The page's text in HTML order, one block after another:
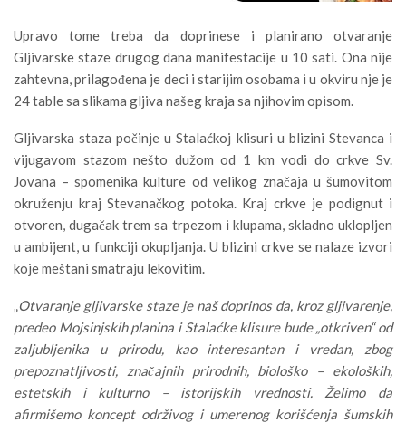
Upravo tome treba da doprinese i planirano otvaranje
Gljivarske staze drugog dana manifestacije u 10 sati. Ona nije
zahtevna, prilagođena je deci i starijim osobama i u okviru nje je
24 table sa slikama gljiva našeg kraja sa njihovim opisom.
Gljivarska staza počinje u Stalaćkoj klisuri u blizini Stevanca i
vijugavom stazom nešto dužom od 1 km vodi do crkve Sv.
Jovana – spomenika kulture od velikog značaja u šumovitom
okruženju kraj Stevanačkog potoka. Kraj crkve je podignut i
otvoren, dugačak trem sa trpezom i klupama, skladno uklopljen
u ambijent, u funkciji okupljanja. U blizini crkve se nalaze izvori
koje meštani smatraju lekovitim.
„Otvaranje gljivarske staze je naš doprinos da, kroz gljivarenje,
predeo Mojsinjskih planina i Stalaćke klisure bude „otkriven“ od
zaljubljenika u prirodu, kao interesantan i vredan, zbog
prepoznatljivosti, značajnih prirodnih, biološko – ekoloških,
estetskih i kulturno – istorijskih vrednosti. Želimo da
afirmišemo koncept održivog i umerenog korišćenja šumskih